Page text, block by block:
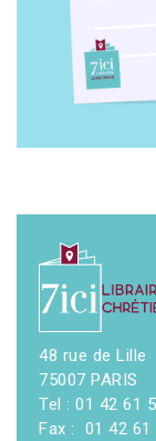
48 rue de Lille
75007 PARIS
Tel : 01 42 61
Fax : 01 42 61